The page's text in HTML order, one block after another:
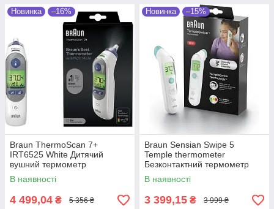
Новинка –16%
Braun ThermoScan 7+
IRT6525 White Дитячий
вушний термометр
В наявності
4 499,04 ₴ 5 356 ₴
Новинка –15%
Braun Sensian Swipe 5
Temple thermometer
Безконтактний термометр
В наявності
3 399,15 ₴ 3 999 ₴